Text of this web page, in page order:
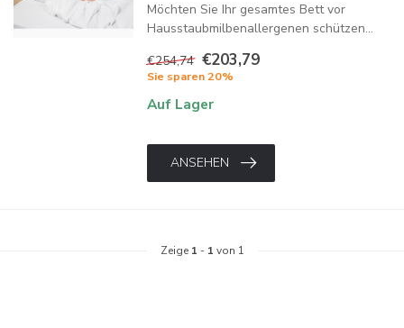
Möchten Sie Ihr gesamtes Bett vor
Hausstaubmilbenallergenen schützen...
€254,74 €203,79
Sie sparen 20%
Auf Lager
ANSEHEN
Zeige 1 - 1 von 1